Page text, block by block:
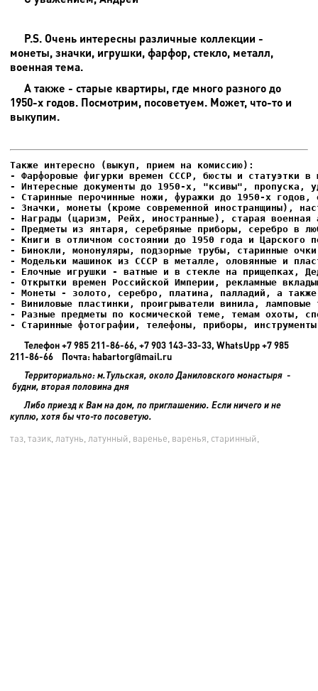
P.S. Очень интересны различные коллекции -
монеты, значки, игрушки, фарфор, стекло, металл,
военная тема.
А также - старые квартиры, где много разного до
1950-х годов. Посмотрим, посоветуем. Может, что-то и
выкупим.
- Фарфоровые фигурки времен СССР, бюсты и статуэтки в
- Интересные документы до 1950-х, "ксивы", пропуска,
- Елочные игрушки - ватные и в стекле на прищепках,
- Старинные фотографии, телефоны, приборы,
Телефон +7 985 211-86-66, +7 903 143-33-33, WhatsUpp +7 985
211-86-66 Почта: habartorg@mail.ru
Территориально: м.Тульская, около Даниловского монастыря -
будни, вторая половина дня
Либо приезд к Вам на дом, по приглашению. Если ничего и не
куплю, хотя бы что-то посоветую.
таз, тазик, латунь, латунный, варенье, варенья, старинный,